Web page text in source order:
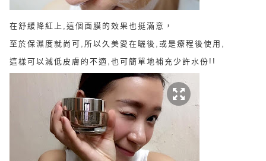
在舒緩降紅上,這個面膜的效果也挺滿意，
至於保濕度就尚可,所以久美愛在曬後,或是療程後使用,
這樣可以減低皮膚的不適,也可簡單地補充少許水份!!